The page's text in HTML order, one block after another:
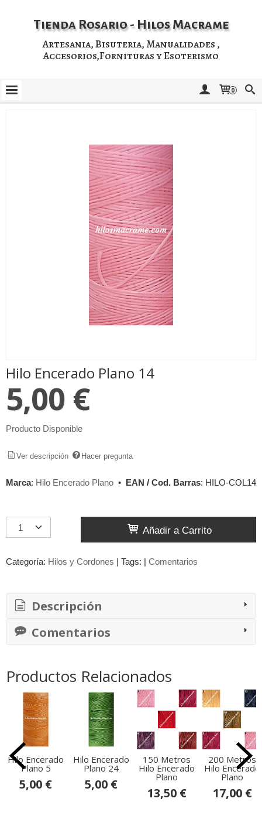
Tienda Rosario - Hilos Macrame
Artesania, Bisuteria, Manualidades ,
Accesorios,Fornituras y Esoterismo
0
Hilo Encerado Plano 14
5,00 €
Producto Disponible
Ver descripción Hacer pregunta
Marca: Hilo Encerado Plano • EAN / Cod. Barras: HILO-COL14
Añadir a Carrito
Categoría: Hilos y Cordones | Tags: | Comentarios
Descripción
Comentarios
Productos Relacionados
Hilo Encerado
Plano 5
5,00 €
Hilo Encerado
Plano 24
5,00 €
150 Metros
Hilo Encerado
Plano
13,50 €
200 Metros
Hilo Encerado
Plano
17,00 €